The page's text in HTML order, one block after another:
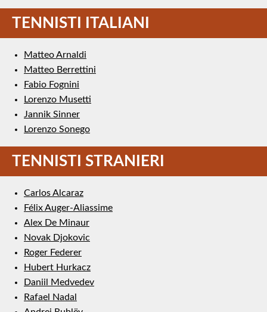
TENNISTI ITALIANI
Matteo Arnaldi
Matteo Berrettini
Fabio Fognini
Lorenzo Musetti
Jannik Sinner
Lorenzo Sonego
TENNISTI STRANIERI
Carlos Alcaraz
Félix Auger-Aliassime
Alex De Minaur
Novak Djokovic
Roger Federer
Hubert Hurkacz
Daniil Medvedev
Rafael Nadal